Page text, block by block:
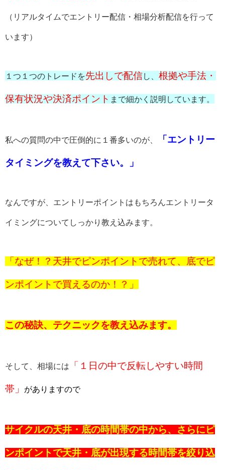
（リアルタイムでエントリー配信・相場分析配信を行って
います）
１つ１つのトレードを先出しで配信し、 根拠や手法・
保有状況や決済ポイント まで細かく説明しています。
私への質問の中で圧倒的に１番多いのが、 「エントリー
タイミングを教えて下さい。」
なんですが、エントリーポイントはもちろんエントリータ
イミングについてしっかり教え込みます。
「なぜ！？天井でピンポイントで売れて、底でピ
ンポイントで買えるのか！？」
この秘訣、テクニックを教え込みます。
そして、相場には 「１日の中で反転しやすい時間
帯」 がありますので
サイクルの天井・底の時間帯の中から、さらにピ
ンポイントで天井・底が出現する時間帯を絞り込